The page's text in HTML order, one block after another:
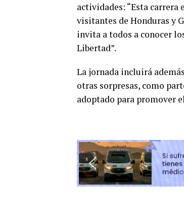
actividades: “Esta carrera
visitantes de Honduras y
invita a todos a conocer
Libertad”.
La jornada incluirá
otras sorpresas, como
adoptado para promover